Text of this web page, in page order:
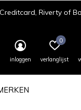
inloggen verlanglijst
0
Riverty of